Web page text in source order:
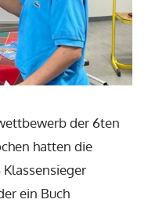
der 6ten
hatten die
ein Buch